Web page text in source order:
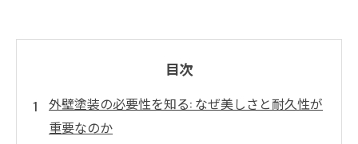
目次
外壁塗装の必要性を知る: なぜ美しさと耐久性が
重要なのか